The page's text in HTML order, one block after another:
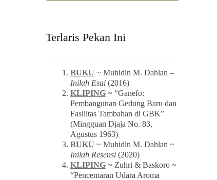
Terlaris Pekan Ini
BUKU ~ Muhidin M. Dahlan –
Inilah Esai(2016)
KLIPING~ “Ganefo:
Pembangunan Gedung Baru dan
Fasilitas Tambahan di GBK”
(Mingguan Djaja No. 83,
Agustus 1963)
BUKU ~ Muhidin M. Dahlan ~
Inilah Resensi(2020)
KLIPING~ Zuhri & Baskoro ~
“Pencemaran Udara Aroma